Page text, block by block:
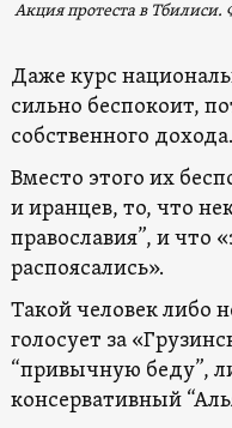
Акция протеста в
Даже курс
сильно беспокоит,
собственного дохода.
Вместо этого их
и иранцев, то, что
православия”, и что
распоясались».
Такой человек либо
голосует за
“привычную беду”,
консервативный